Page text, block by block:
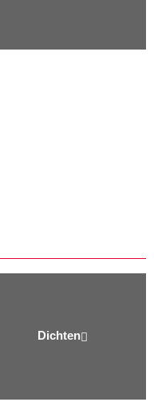
Dichten